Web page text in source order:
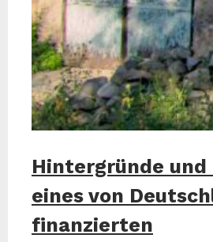
Hintergründe und
eines von
finanzierten